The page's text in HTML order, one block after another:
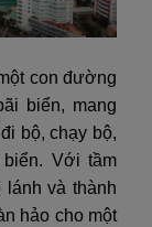
con đường
biển, mang
bộ, chạy bộ,
Với tầm
và thành
hảo cho một